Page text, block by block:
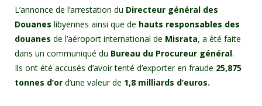
L’annonce de l’arrestation du Directeur général des
Douanes libyennes ainsi que de hauts responsables des
douanes de l’aéroport international de Misrata, a été faite
dans un communiqué du Bureau du Procureur général.
Ils ont été accusés d’avoir tenté d’exporter en fraude 25,875
tonnes d’or d’une valeur de 1,8 milliards d’euros.